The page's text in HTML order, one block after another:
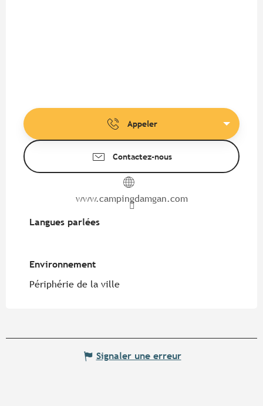
Appeler
Contactez-nous
www.campingdamgan.com
Langues parlées
Langues parlées
Environnement
Environnement
Périphérie de la ville
Signaler une erreur